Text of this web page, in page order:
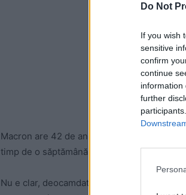
Do Not
If you wish
sensitive
confirm
continue
information
further
Macron are 42 de ani și a fost testat
timp de o săptămână, apoi va repeta testul.
Nu e clar, deocamdată, unde s-a putut